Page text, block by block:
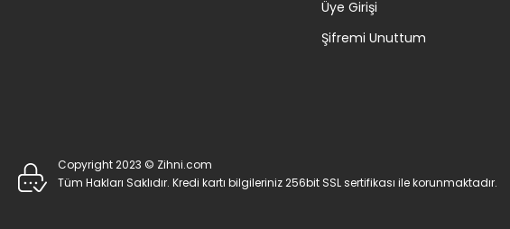
Üye Girişi
Şifremi Unuttum
Copyright 2023 © Zihni.com
Tüm Hakları Saklıdır. Kredi kartı bilgileriniz 256bit SSL sertifikası ile korunmaktadır.